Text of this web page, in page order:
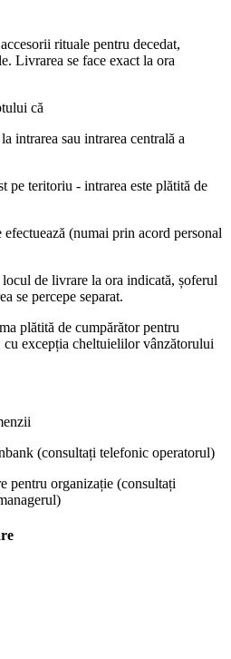
rituale pentru decedat,
Livrarea se face exact la ora
că
intrarea sau intrarea centrală a
pe teritoriu - intrarea este plătită de
(numai prin acord personal
de livrare la ora indicată, șoferul
se percepe separat.
plătită de cumpărător pentru
cu excepția cheltuielilor vânzătorului
(consultați telefonic operatorul)
pentru organizație (consultați